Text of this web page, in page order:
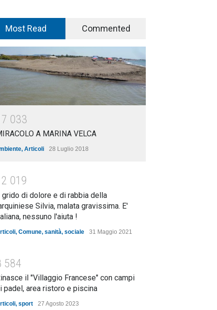
Most Read Commented
7 033
A MARINA VELCA
, Articoli 28 Luglio 2018
2 01 9
grido di dolore e di rabbia della
Silvia, malata gravissima. E'
nessuno l'aiuta !
, Comune, sanità, sociale 31 Maggio 2021
584
il "Villaggio Francese" con campi
padel, area ristoro e piscina
, sport 27 Agosto 2023